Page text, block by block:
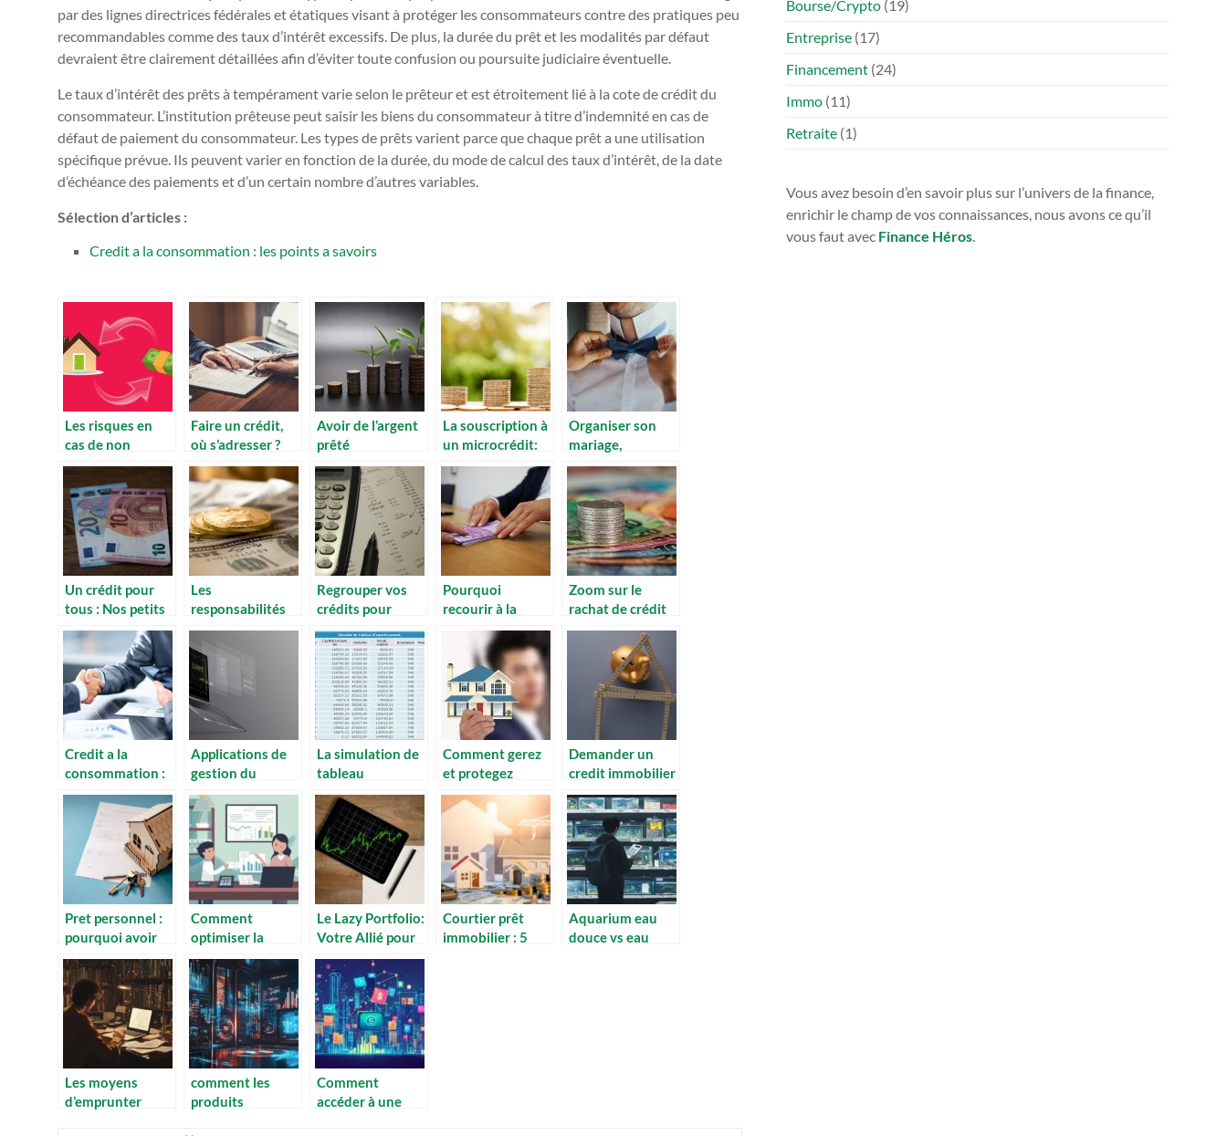
par des lignes directrices fédérales et étatiques visant à protéger les consommateurs contre des pratiques peu
recommandables comme des taux d’intérêt excessifs. De plus, la durée du prêt et les modalités par défaut
devraient être clairement détaillées afin d’éviter toute confusion ou poursuite judiciaire éventuelle.
Le taux d’intérêt des prêts à tempérament varie selon le prêteur et est étroitement lié à la cote de crédit du
consommateur. L’institution prêteuse peut saisir les biens du consommateur à titre d’indemnité en cas de
défaut de paiement du consommateur. Les types de prêts varient parce que chaque prêt a une utilisation
spécifique prévue. Ils peuvent varier en fonction de la durée, du mode de calcul des taux d’intérêt, de la date
d’échéance des paiements et d’un certain nombre d’autres variables.
Sélection d’articles :
Credit a la consommation : les points a savoirs
Les risques en
cas de non
remboursement
d’un crédit à la
consommation
Faire un crédit,
où s’adresser ?
Avoir de l’argent
prêté
rapidement, c’est
possible ?
La souscription à
un microcrédit:
quelle
procédure?
Organiser son
mariage,
comment le
payer ?
Un crédit pour
tous : Nos petits
conseils
Les
responsabilités
des partis dans
un contrat de
crédit
Regrouper vos
crédits pour
diminuer vos
échéances
Pourquoi
recourir à la
restructuration
de crédit ?
Zoom sur le
rachat de crédit
avec trésorerie
Credit a la
consommation :
les points a
savoirs
Applications de
gestion du
budget familial –
les meilleures
solutions
La simulation de
tableau
d’amortissement
: comment ca se
faire ?
Comment gerez
et protegez
efficacement sa
patrimoine
Demander un
credit immobilier
: quels sont les
avantages quand
on est
fonctionnaire ?
Pret personnel :
pourquoi avoir
recours a ce
genre de pret ?
Comment
optimiser la
transmission de
patrimoine grâce
à des stratégies
fiscales efficaces
Le Lazy Portfolio:
Votre Allié pour
Investir
Intelligent… et en
Mode Zen !
Courtier prêt
immobilier : 5
Aquarium eau
douce vs eau
Les moyens
d’emprunter
comment les
produits
Comment
accéder à une
Bourse/Crypto (19)
Entreprise (17)
Financement (24)
Immo (11)
Retraite (1)
Vous avez besoin d’en savoir plus sur l’univers de la finance,
enrichir le champ de vos connaissances, nous avons ce qu’il
vous faut avec Finance Héros